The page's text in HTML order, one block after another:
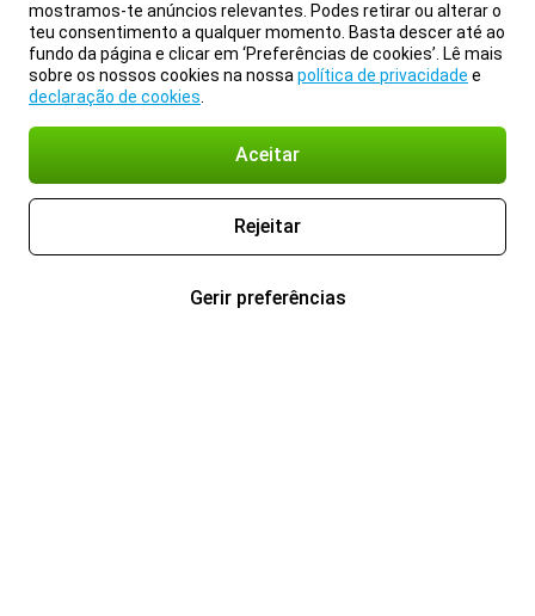
mostramos-te anúncios relevantes. Podes retirar ou alterar o
teu consentimento a qualquer momento. Basta descer até ao
fundo da página e clicar em ‘Preferências de cookies’. Lê mais
sobre os nossos cookies na nossa política de privacidade e
declaração de cookies
Aceitar
Rejeitar
Gerir preferências